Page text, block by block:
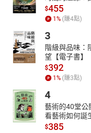
$455
1 % (賺4點)
3
階級與品味：
望【電子書】
$392
1 % (賺3點)
4
藝術的40堂公
看藝術如何誕
$385